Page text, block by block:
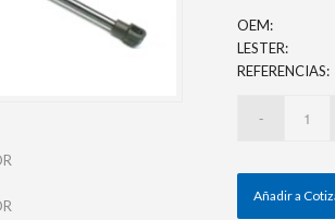
OEM:
LESTER:
REFERENCIAS:
Añadir a